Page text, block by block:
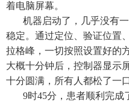
着电脑屏幕。
机器启动了，几乎没有
稳定。通过定位、验证位置
拉格峰，一切按照设置好的
大概十分钟后，控制器显示
十分圆满，所有人都松了一口
9时45分，患者顺利完成